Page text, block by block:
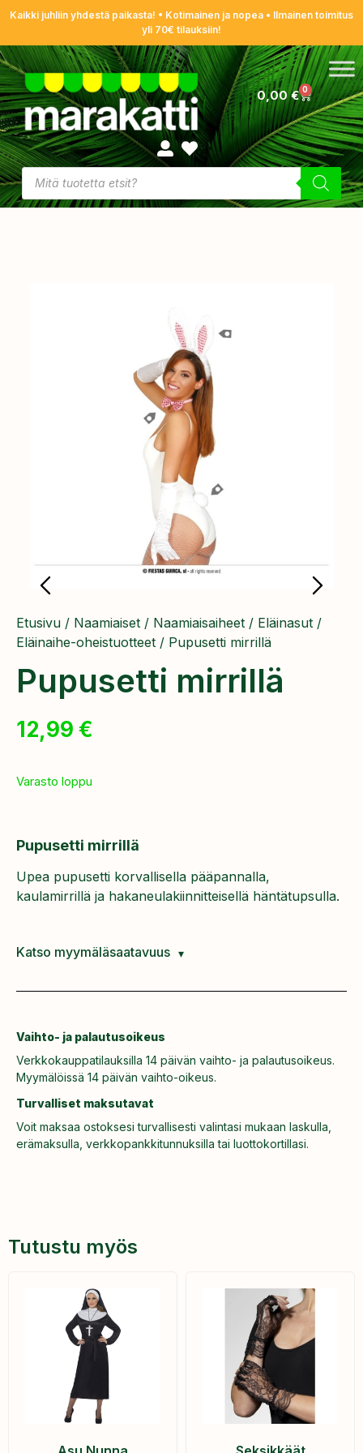
Kaikki juhliin yhdestä paikasta! • Kotimainen ja nopea • Ilmainen toimitus
yli 70€ tilauksiin!
0,00€ 0
Etusivu / Naamiaiset / Naamiaisaiheet / Eläinasut /
Eläinaihe-oheistuotteet / Pupusetti mirrillä
Pupusetti mirrillä
12,99 €
Varasto loppu
Pupusetti mirrillä
Upea pupusetti korvallisella pääpannalla,
kaulamirrillä ja hakaneulakiinnitteisellä häntätupsulla.
Katso myymäläsaatavuus
Vaihto- ja palautusoikeus
Verkkokauppatilauksilla 14 päivän vaihto- ja palautusoikeus.
Myymälöissä 14 päivän vaihto-oikeus.
Turvalliset maksutavat
Voit maksaa ostoksesi turvallisesti valintasi mukaan laskulla,
erämaksulla, verkkopankkitunnuksilla tai luottokortillasi.
Tutustu myös